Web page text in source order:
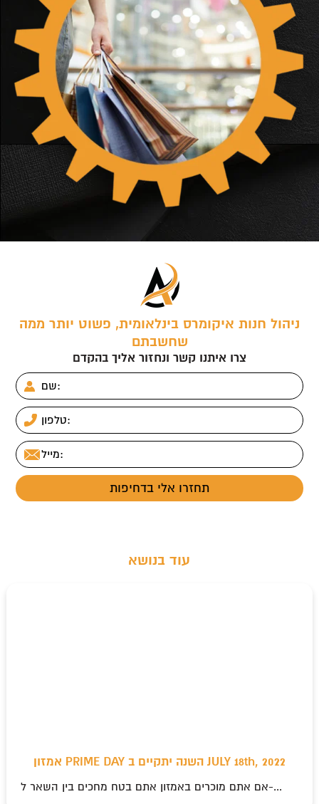
ניהול חנות איקומרס בינלאומית, פשוט יותר ממה
שחשבתם
צרו איתנו קשר ונחזור אליך בהקדם
עוד בנושא
אמזון PRIME DAY השנה יתקיים ב JULY 18th, 2022
אם אתם מוכרים באמזון אתם בטח מחכים בין השאר ל-...